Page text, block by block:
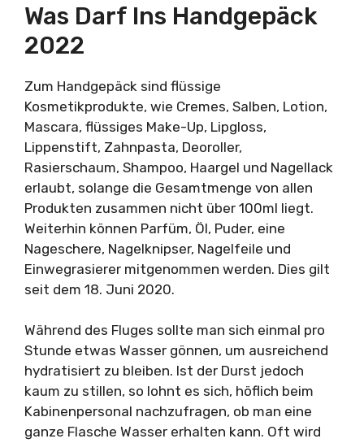
Was Darf Ins Handgepäck
2022
Zum Handgepäck sind flüssige
Kosmetikprodukte, wie Cremes, Salben, Lotion,
Mascara, flüssiges Make-Up, Lipgloss,
Lippenstift, Zahnpasta, Deoroller,
Rasierschaum, Shampoo, Haargel und Nagellack
erlaubt, solange die Gesamtmenge von allen
Produkten zusammen nicht über 100ml liegt.
Weiterhin können Parfüm, Öl, Puder, eine
Nageschere, Nagelknipser, Nagelfeile und
Einwegrasierer mitgenommen werden. Dies gilt
seit dem 18. Juni 2020.
Während des Fluges sollte man sich einmal pro
Stunde etwas Wasser gönnen, um ausreichend
hydratisiert zu bleiben. Ist der Durst jedoch
kaum zu stillen, so lohnt es sich, höflich beim
Kabinenpersonal nachzufragen, ob man eine
ganze Flasche Wasser erhalten kann. Oft wird